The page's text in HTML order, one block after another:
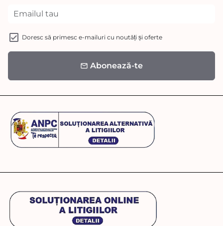
Doresc să primesc e-mailuri cu noutăți și oferte
email Abonează-te